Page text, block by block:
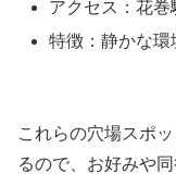
アクセス：花
特徴：静かな環
これらの穴場スポ
るので、お好みや